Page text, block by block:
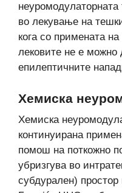
неуромодулаторната
во лекување на
кога со примената
лековите не е можно
епилептичните
Хемиска
Хемиска
континуирана
помош на поткожно
убризгува во
субдурален) простор